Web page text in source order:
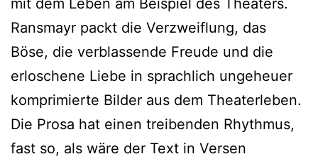
Ransmayr packt die Verzweiflung, das
Böse, die verblassende Freude und die
erloschene Liebe in sprachlich ungeheuer
komprimierte Bilder aus dem Theaterleben.
Die Prosa hat einen treibenden Rhythmus,
fast so, als wäre der Text in Versen